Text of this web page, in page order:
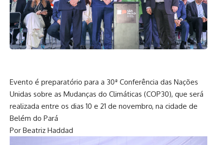
Evento é preparatório para a 30ª Conferência das Nações
Unidas sobre as Mudanças do Climáticas (COP30), que será
realizada entre os dias 10 e 21 de novembro, na cidade de
Belém do Pará
Por Beatriz Haddad